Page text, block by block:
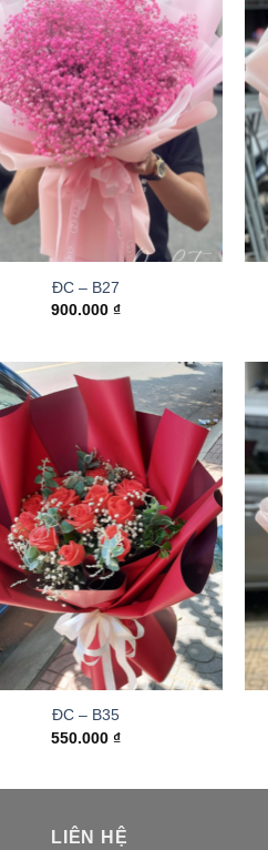
ĐC – B27
900.000₫
ĐC – B35
550.000₫
LIÊN HỆ